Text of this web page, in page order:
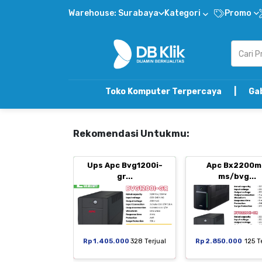
Warehouse: Surabaya Kategori Promo
Toko Komputer Terpercaya | Gabung DB
Rekomendasi Untukmu:
Ups Apc Bvg1200i-
gr...
Rp 1.405.000 328 Terjual
Apc
ms/bvg...
Rp 2.850.000 125